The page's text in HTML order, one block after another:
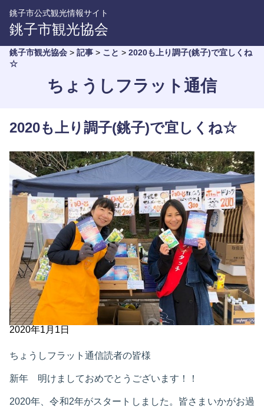
銚子市公式観光情報サイト
銚子市観光協会
銚子市観光協会 > 記事 > こと > 2020も上り調子(銚子)で宜しくね
☆
ちょうしフラット通信
2020も上り調子(銚子)で宜しくね☆
2020年1月1日
ちょうしフラット通信読者の皆様
新年 明けましておめでとうございます！！
2020年、令和2年がスタートしました。皆さまいかがお過